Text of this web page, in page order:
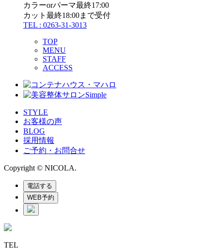
カラーorパーマ最終17:00
カット最終18:00まで受付
TEL : 0263-31-3013
TOP
MENU
STAFF
ACCESS
STYLE
お客様の声
BLOG
採用情報
ご予約・お問合せ
Copyright © NICOLA.
電話する
WEB予約
TEL